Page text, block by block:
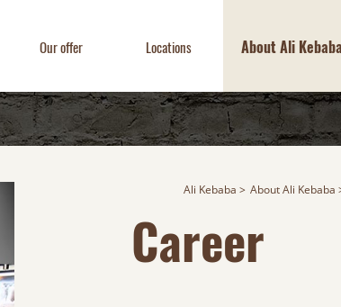
Our offer Locations About Ali Kebaba
Ali Kebaba About Ali Kebaba
Career